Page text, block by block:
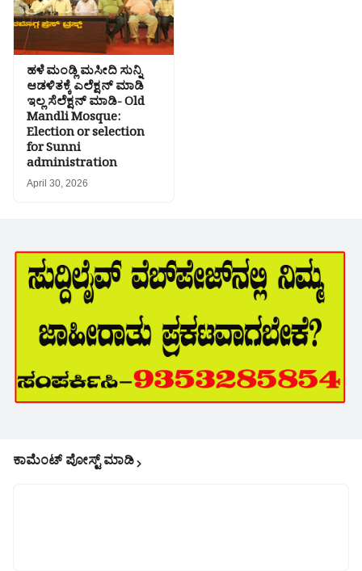
ಹಳೆ ಮಂಡ್ಲಿ ಮಸೀದಿ ಸುನ್ನಿ
ಆಡಳಿತಕ್ಕೆ ಎಲೆಕ್ಷನ್ ಮಾಡಿ
ಇಲ್ಲ ಸೆಲೆಕ್ಷನ್ ಮಾಡಿ- Old
Mandli Mosque:
Election or selection
for Sunni
administration
April 30, 2026
ಕಾಮೆಂಟ್‌‌ ಪೋಸ್ಟ್‌ ಮಾಡಿ